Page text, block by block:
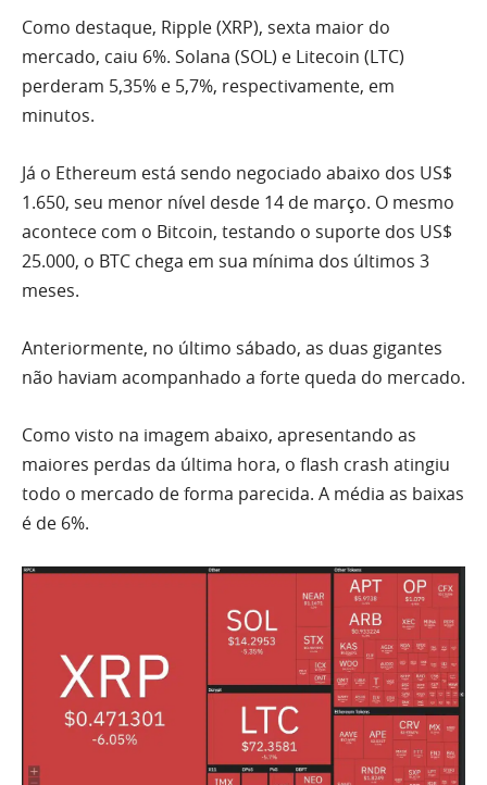
Como destaque, Ripple (XRP), sexta maior do
mercado, caiu 6%. Solana (SOL) e Litecoin (LTC)
perderam 5,35% e 5,7%, respectivamente, em
minutos.
Já o Ethereum está sendo negociado abaixo dos US$
1.650, seu menor nível desde 14 de março. O mesmo
acontece com o Bitcoin, testando o suporte dos US$
25.000, o BTC chega em sua mínima dos últimos 3
meses.
Anteriormente, no último sábado, as duas gigantes
não haviam acompanhado a forte queda do mercado.
Como visto na imagem abaixo, apresentando as
maiores perdas da última hora, o flash crash atingiu
todo o mercado de forma parecida. A média as baixas
é de 6%.